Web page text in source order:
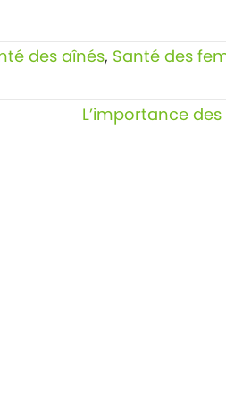
des aînés, Santé des
L’importance